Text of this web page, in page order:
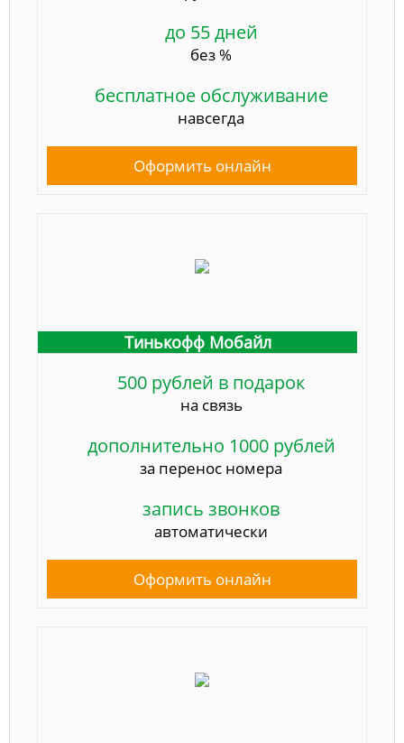
до 55 дней
без %
бесплатное обслуживание
навсегда
Оформить онлайн
Тинькофф Мобайл
500 рублей в подарок
на связь
дополнительно 1000 рублей
за перенос номера
запись звонков
автоматически
Оформить онлайн